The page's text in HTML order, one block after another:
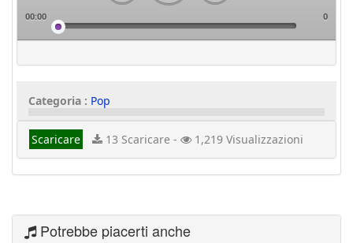
00:00 0
Categoria : Pop
Scaricare 13 Scaricare - 1,219 Visualizzazioni
Potrebbe piacerti anche